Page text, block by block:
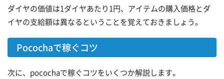
ダイヤの価値は1ダイヤあたり1円、アイテムの購入価格とダ
イヤの支給額は異なるということを覚えておきましょう。
Pocochaで稼ぐコツ
次に、pocochaで稼ぐコツをいくつか解説します。